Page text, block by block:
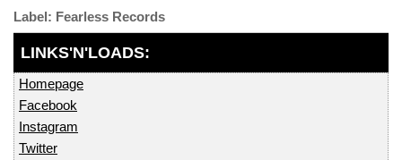
Fearless Records
Homepage
Facebook
Instagram
Twitter